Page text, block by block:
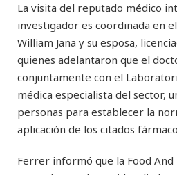
La visita del reputado médico
investigador es coordinada en
William Jana y su esposa,
quienes adelantaron que el
conjuntamente con el
médica especialista del sector,
personas para establecer la
aplicación de los citados
Ferrer informó que la Food